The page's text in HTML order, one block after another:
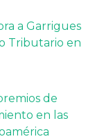
a Garrigues
Tributario en
de
en las